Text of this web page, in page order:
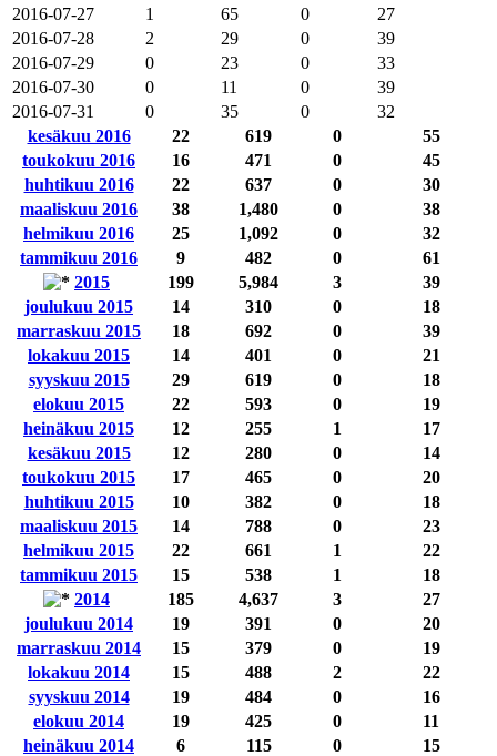
2016-07-27
1 65 0
27
2016-07-28
2 29 0
39
2016-07-29
0 23 0
33
2016-07-30
0 11 0
39
2016-07-31
0 35 0
32
kesäkuu 2016
22 619 0
55
toukokuu 2016
16 471 0
45
huhtikuu 2016
22 637 0
30
maaliskuu 2016
38 1,480 0
38
helmikuu 2016
25 1,092 0
32
tammikuu 2016
9 482 0
61
2015
199 5,984 3
39
joulukuu 2015
14 310 0
18
marraskuu 2015
18 692 0
39
lokakuu 2015
14 401 0
21
syyskuu 2015
29 619 0
18
elokuu 2015
22 593 0
19
heinäkuu 2015
12 255 1
17
kesäkuu 2015
12 280 0
14
toukokuu 2015
17 465 0
20
huhtikuu 2015
10 382 0
18
maaliskuu 2015
14 788 0
23
helmikuu 2015
22 661 1
22
tammikuu 2015
15 538 1
18
2014
185 4,637 3
27
joulukuu 2014
19 391 0
20
marraskuu 2014
15 379 0
19
lokakuu 2014
15 488 2
22
syyskuu 2014
19 484 0
16
elokuu 2014
19 425 0
11
heinäkuu 2014
6 115 0
15